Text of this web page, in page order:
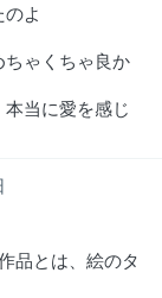
よ
ゃくちゃ良か
当に愛を感じ
品とは、絵のタ